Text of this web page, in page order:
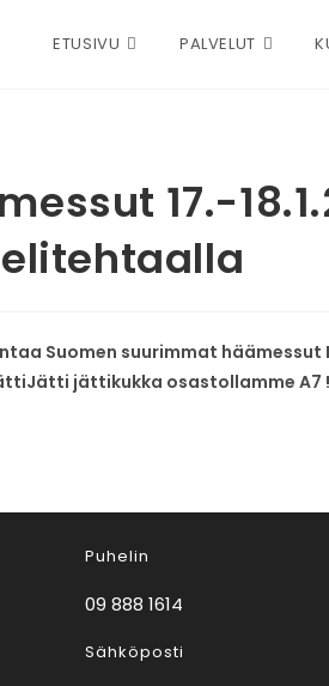
ETUSIVU PALVELUT
17.-
Suomen suurimmat
jättikukka osastollamme A7
Puhelin
09 888 1614
Sähköposti